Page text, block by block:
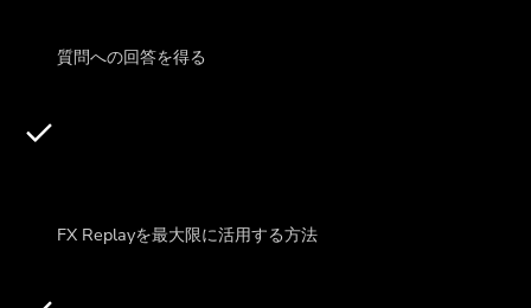
質問への回答を得る
FX Replayを最大限に活用する方法